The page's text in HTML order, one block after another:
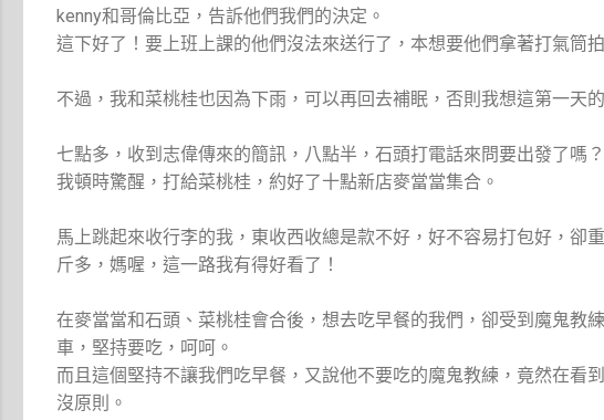
kenny和哥倫比亞，告訴他們我們的決定。
這下好了！要上班上課的他們沒法來送行了，本想要他們拿著打氣筒
不過，我和菜桃桂也因為下雨，可以再回去補眠，否則我想這第一天
七點多，收到志偉傳來的簡訊，八點半，石頭打電話來問要出發了嗎
我頓時驚醒，打給菜桃桂，約好了十點新店麥當當集合。
馬上跳起來收行李的我，東收西收總是款不好，好不容易打包好，卻
斤多，媽喔，這一路我有得好看了！
在麥當當和石頭、菜桃桂會合後，想去吃早餐的我們，卻受到魔鬼教
車，堅持要吃，呵呵。
而且這個堅持不讓我們吃早餐，又說他不要吃的魔鬼教練，竟然在看
沒原則。